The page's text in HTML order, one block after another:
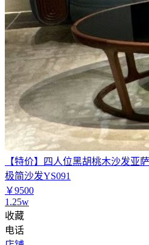
【特价】四人位黑胡桃木沙发亚
极简沙发YS091
￥9500
1.25w
收藏
电话